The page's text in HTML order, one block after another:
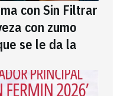
con Sin Filtrar
con zumo
se le da la